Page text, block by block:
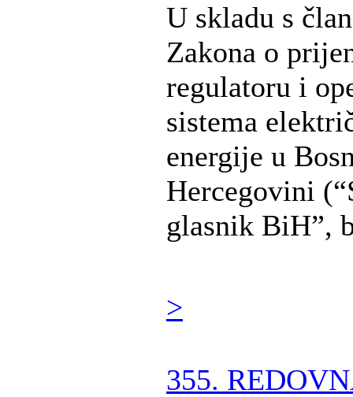
U skladu s
Zakona o
regulatoru i
sistema
energije u
Hercegovini
glasnik BiH”,
>
355.